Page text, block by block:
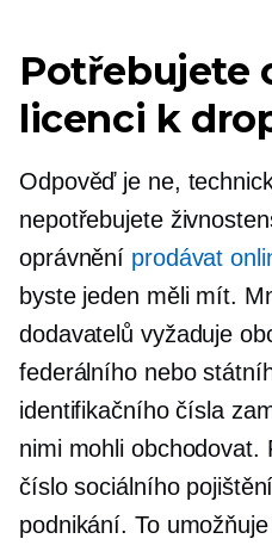
Potřebujete
licenci k
Odpověď je ne,
nepotřebujete
oprávnění prodávat
byste jeden měli mít.
dodavatelů vyžaduje
federálního nebo
identifikačního čísla
nimi mohli obchodovat.
číslo sociálního
podnikání. To